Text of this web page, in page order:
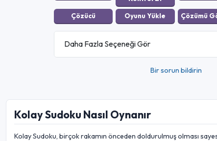
Daha Fazla Seçeneği Gör
Bir sorun bildirin
Kolay Sudoku Nasıl Oynanır
Kolay Sudoku, birçok rakamın önceden doldurulmuş olması